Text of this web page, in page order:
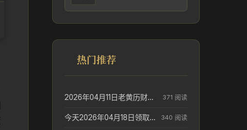
热门推荐
2026年04月11日老黄历财神方位_财神方位与供奉讲究 371 阅读
今天2026年04月18日领取结婚证老黄历不适合吗_领证日期参考 340 阅读